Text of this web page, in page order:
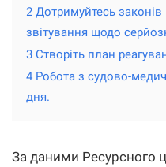
2 Дотримуйтесь
звітування щодо
3 Створіть план
4 Робота з судово-
дня.
За даними Ресурсного